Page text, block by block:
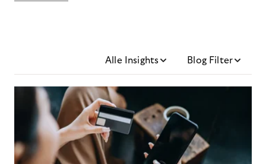
Alle Insights Blog Filter